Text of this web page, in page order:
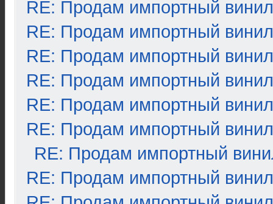
RE: Продам импортный винил
RE: Продам импортный винил
RE: Продам импортный винил
RE: Продам импортный винил
RE: Продам импортный винил
RE: Продам импортный винил
RE: Продам импортный
RE: Продам импортный винил